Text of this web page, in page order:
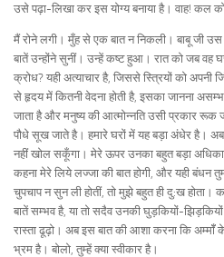
उसे पढ़ा-लिखा कर इस योग्य बनाया है। वाह! कल
मैं रोने लगी। मुँह से एक बात न निकली। बाबू जी
बातें उन्होंने सुनीं। उन्हें कष्ट हुआ। रात को जब
क्रोध? यही अत्याचार है, जिससे स्त्रियों को अपनी
से हृदय में कितनी वेदना होती है, इसका जानना
जाता है और मनुष्य की आत्मोन्नति उसी प्रकार
पौधे सूख जाते है। हमारे घरों में यह बड़ा अंधेर है।
नहीं खोल सकूँगा। मेरे ऊपर उनका बहुत बड़ा
कहना मेरे लिये लज्जा की बात होगी, और यही बंधन
चुपचाप न सुन ली होतीं, तो मुझे बहुत ही दु:ख होता।
बातें सम्भव है, या तो सदैव उनकी घुड़कियों-
रास्ता ढूढ़ो। अब इस बात की आशा करना कि अम्मॉँ
भ्रम है। बोलो, तुम्हें क्या स्वीकार है।